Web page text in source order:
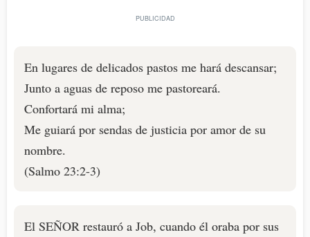
En lugares de delicados pastos me hará descansar;
Junto a aguas de reposo me pastoreará.
Confortará mi alma;
Me guiará por sendas de justicia por amor de su
nombre.
(Salmo 23:2-3)
El SEÑOR restauró a Job, cuando él oraba por sus